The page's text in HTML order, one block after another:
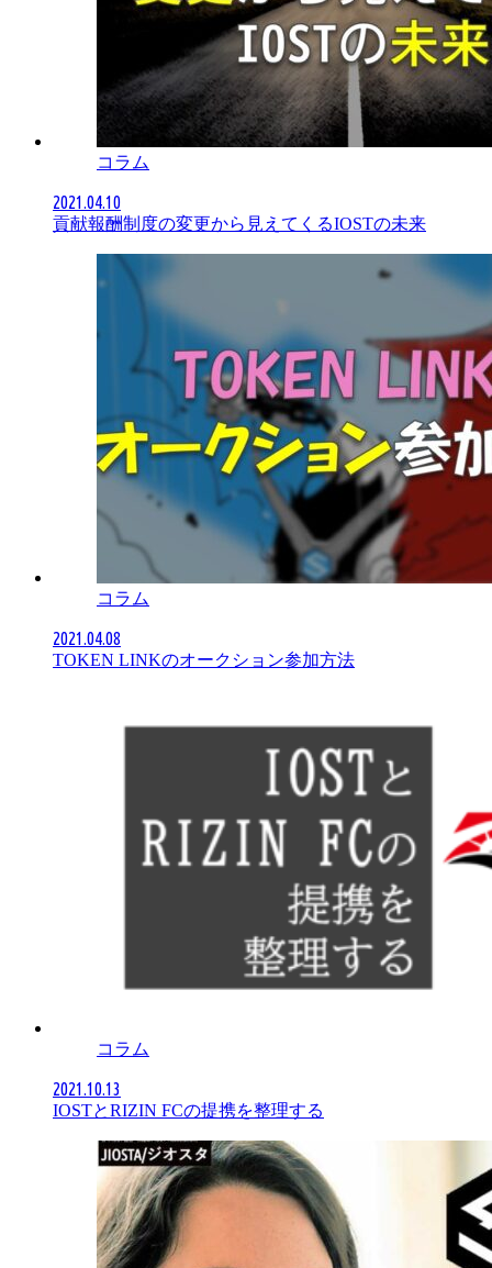
コラム
2021.04.10
貢献報酬制度の変更から見えてくるIOSTの未来
コラム
2021.04.08
TOKEN LINKのオークション参加方法
コラム
2021.10.13
IOSTとRIZIN FCの提携を整理する